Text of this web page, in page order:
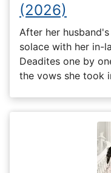
(2026)
After her
solace with her in-
Deadites one by
the vows she took